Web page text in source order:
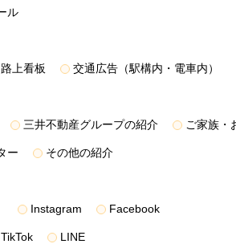
閲覧・利用履歴およびその分析結果を取
に記載した1.～3.の利用目的の達成に必要
ります。
用目的の達成のために必要な項目とさせて
よび物件来場の際に登録いただいた事項
ル
路上看板 交通広告（駅構内・電車内）
三井不動産グループの紹介 ご家族・
ー その他の紹介
Instagram Facebook
TikTok LINE